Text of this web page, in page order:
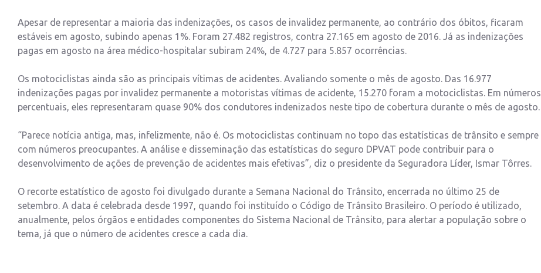
Apesar de representar a maioria das indenizações, os casos de invalidez permanente, ao contrário dos óbitos, ficaram
estáveis em agosto, subindo apenas 1%. Foram 27.482 registros, contra 27.165 em agosto de 2016. Já as indenizações
pagas em agosto na área médico-hospitalar subiram 24%, de 4.727 para 5.857 ocorrências.
Os motociclistas ainda são as principais vítimas de acidentes. Avaliando somente o mês de agosto. Das 16.977
indenizações pagas por invalidez permanente a motoristas vítimas de acidente, 15.270 foram a motociclistas. Em números
percentuais, eles representaram quase 90% dos condutores indenizados neste tipo de cobertura durante o mês de agosto.
“Parece notícia antiga, mas, infelizmente, não é. Os motociclistas continuam no topo das estatísticas de trânsito e sempre
com números preocupantes. A análise e disseminação das estatísticas do seguro DPVAT pode contribuir para o
desenvolvimento de ações de prevenção de acidentes mais efetivas”, diz o presidente da Seguradora Líder, Ismar Tôrres.
O recorte estatístico de agosto foi divulgado durante a Semana Nacional do Trânsito, encerrada no último 25 de
setembro. A data é celebrada desde 1997, quando foi instituído o Código de Trânsito Brasileiro. O período é utilizado,
anualmente, pelos órgãos e entidades componentes do Sistema Nacional de Trânsito, para alertar a população sobre o
tema, já que o número de acidentes cresce a cada dia.